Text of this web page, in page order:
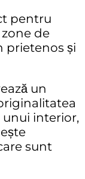
pentru
de
prietenos și
un
unui interior,
sunt